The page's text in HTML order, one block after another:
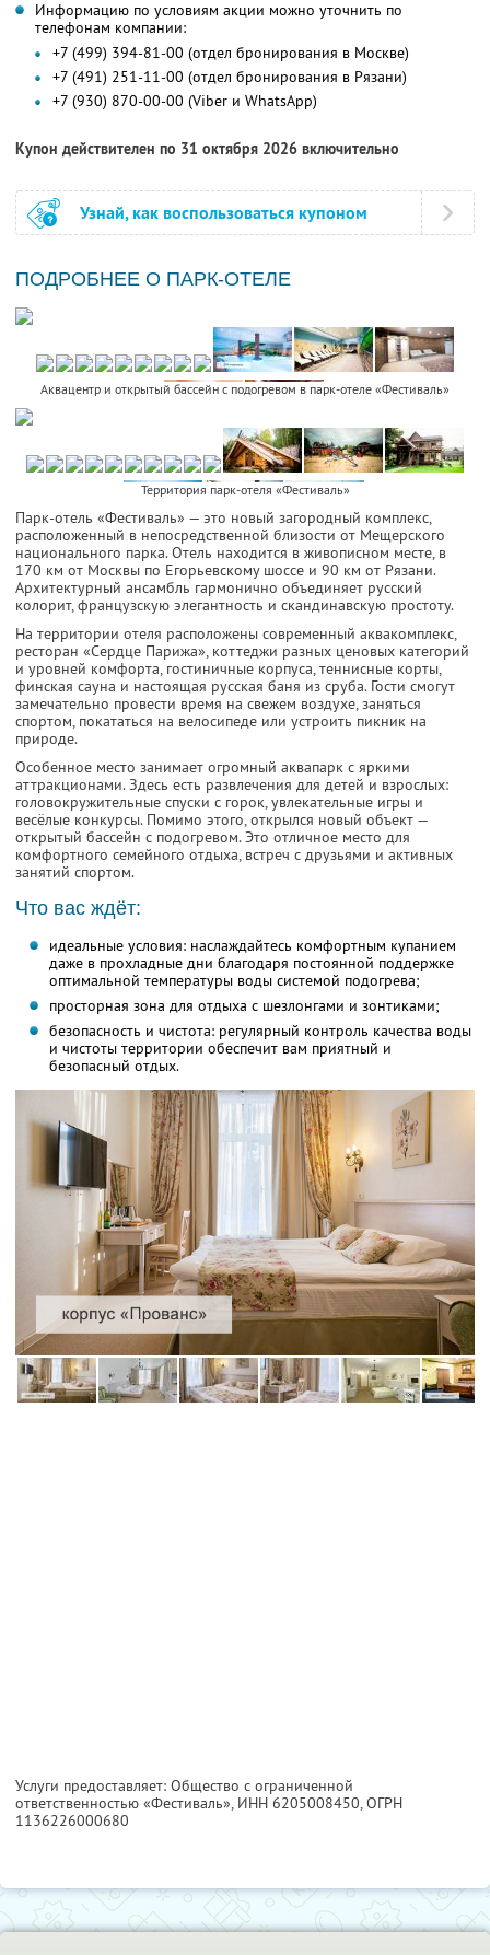
Информацию по условиям акции можно уточнить по
телефонам компании:
+7 (499) 394-81-00 (отдел бронирования в Москве)
+7 (491) 251-11-00 (отдел бронирования в Рязани)
+7 (930) 870-00-00 (Viber и WhatsApp)
Купон действителен по 31 октября 2026 включительно
Узнай, как воспользоваться купоном
ПОДРОБНЕЕ О ПАРК-ОТЕЛЕ
Аквацентр и открытый бассейн с подогревом в парк-отеле «Фестиваль»
Территория парк-отеля «Фестиваль»
Парк-отель «Фестиваль» — это новый загородный комплекс,
расположенный в непосредственной близости от Мещерского
национального парка. Отель находится в живописном месте, в
170 км от Москвы по Егорьевскому шоссе и 90 км от Рязани.
Архитектурный ансамбль гармонично объединяет русский
колорит, французскую элегантность и скандинавскую простоту.
На территории отеля расположены современный аквакомплекс,
ресторан «Сердце Парижа», коттеджи разных ценовых категорий
и уровней комфорта, гостиничные корпуса, теннисные корты,
финская сауна и настоящая русская баня из сруба. Гости смогут
замечательно провести время на свежем воздухе, заняться
спортом, покататься на велосипеде или устроить пикник на
природе.
Особенное место занимает огромный аквапарк с яркими
аттракционами. Здесь есть развлечения для детей и взрослых:
головокружительные спуски с горок, увлекательные игры и
весёлые конкурсы. Помимо этого, открылся новый объект —
открытый бассейн с подогревом. Это отличное место для
комфортного семейного отдыха, встреч с друзьями и активных
занятий спортом.
Что вас ждёт:
идеальные условия: наслаждайтесь комфортным купанием
даже в прохладные дни благодаря постоянной поддержке
оптимальной температуры воды системой подогрева;
просторная зона для отдыха с шезлонгами и зонтиками;
безопасность и чистота: регулярный контроль качества воды
и чистоты территории обеспечит вам приятный и
безопасный отдых.
Услуги предоставляет: Общество с ограниченной
ответственностью «Фестиваль», ИНН 6205008450, ОГРН
1136226000680